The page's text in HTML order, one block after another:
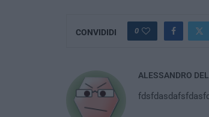
CONVIDIDI 0
ALESSANDRO